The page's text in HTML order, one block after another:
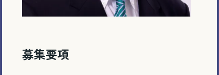
募集要項